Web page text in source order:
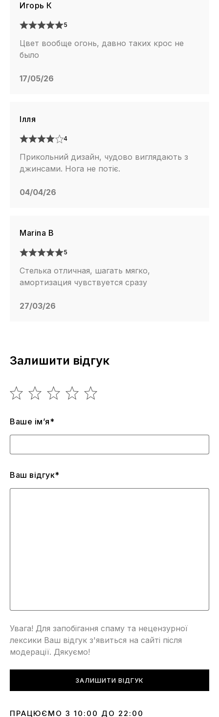
Игорь К
5
Цвет вообще огонь, давно таких крос не
было
17/05/26
Ілля
4
Прикольний дизайн, чудово виглядають з
джинсами. Нога не потіє.
04/04/26
Marina B
5
Стелька отличная, шагать мягко,
амортизация чувствуется сразу
27/03/26
Залишити відгук
Ваше ім’я*
Ваш відгук*
Увага! Для запобігання спаму та нецензурної
лексики Ваш відгук з'явиться на сайті після
модерації. Дякуємо!
ЗАЛИШИТИ ВІДГУК
ПРАЦЮЄМО З 10:00 ДО 22:00